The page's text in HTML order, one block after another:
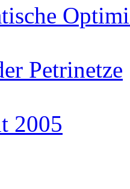
Petrinetze
2005